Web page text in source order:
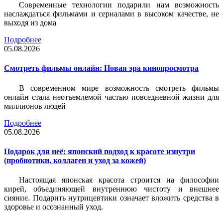
Современные технологии подарили нам возможность
наслаждаться фильмами и сериалами в высоком качестве, не
выходя из дома
Подробнее
05.08.2026
Смотреть фильмы онлайн: Новая эра кинопросмотра
В современном мире возможность смотреть фильмы
онлайн стала неотъемлемой частью повседневной жизни для
миллионов людей
Подробнее
05.08.2026
Подарок для неё: японский подход к красоте изнутри
(пробиотики, коллаген и уход за кожей)
Настоящая японская красота строится на философии
кирей, объединяющей внутреннюю чистоту и внешнее
сияние. Подарить нутрицевтики означает вложить средства в
здоровье и осознанный уход.